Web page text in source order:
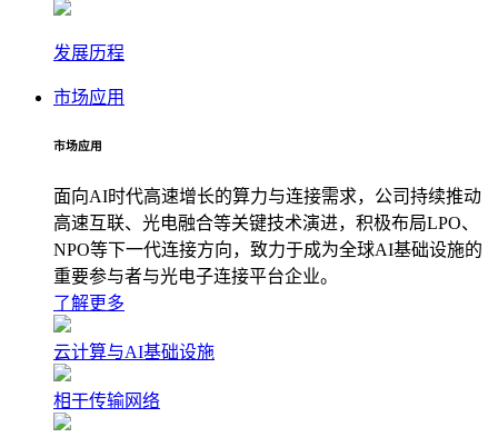
发展历程
市场应用
市场应用
面向AI时代高速增长的算力与连接需求，公司持续推动
高速互联、光电融合等关键技术演进，积极布局LPO、
NPO等下一代连接方向，致力于成为全球AI基础设施的
重要参与者与光电子连接平台企业。
了解更多
云计算与AI基础设施
相干传输网络